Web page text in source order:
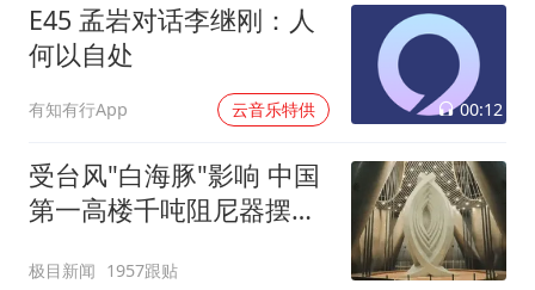
E45 孟岩对话李继刚：人
何以自处
有知有行App 云音乐特供 00:12
受台风"白海豚"影响 中国
第一高楼千吨阻尼器摆动
极目新闻 1957跟贴